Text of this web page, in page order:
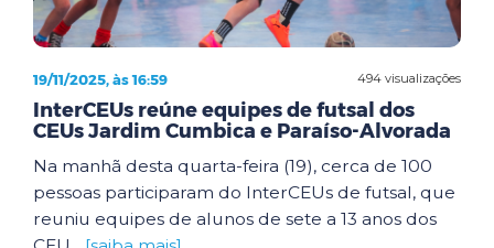
494 visualizações
19/11/2025, às 16:59
InterCEUs reúne equipes de futsal dos
CEUs Jardim Cumbica e Paraíso-Alvorada
Na manhã desta quarta-feira (19), cerca de 100
pessoas participaram do InterCEUs de futsal, que
reuniu equipes de alunos de sete a 13 anos dos